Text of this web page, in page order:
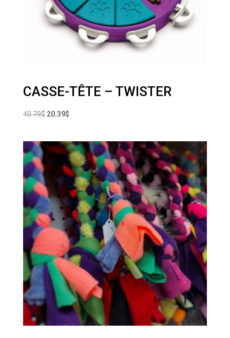
CASSE-TÊTE – TWISTER
40.79$ Le
était :
40.79$.
20.39$Le
est :
20.39$.